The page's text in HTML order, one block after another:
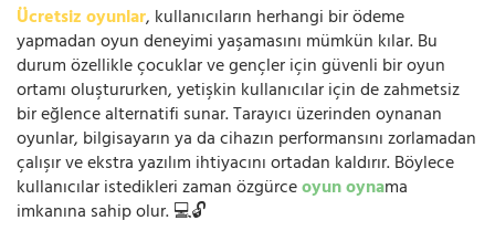
Ücretsiz oyunlar, kullanıcıların herhangi bir ödeme
yapmadan oyun deneyimi yaşamasını mümkün kılar. Bu
durum özellikle çocuklar ve gençler için güvenli bir oyun
ortamı oluştururken, yetişkin kullanıcılar için de zahmetsiz
bir eğlence alternatifi sunar. Tarayıcı üzerinden oynanan
oyunlar, bilgisayarın ya da cihazın performansını zorlamadan
çalışır ve ekstra yazılım ihtiyacını ortadan kaldırır. Böylece
kullanıcılar istedikleri zaman özgürceoyun oynama
imkanına sahip olur. 💻🔓